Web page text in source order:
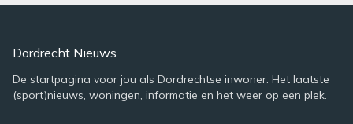
Dordrecht Nieuws
De startpagina voor jou als Dordrechtse inwoner. Het laatste
(sport)nieuws, woningen, informatie en het weer op een plek.